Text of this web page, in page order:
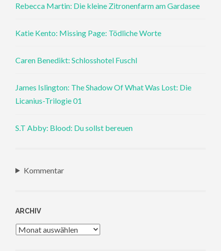
Rebecca Martin: Die kleine Zitronenfarm am Gardasee
Katie Kento: Missing Page: Tödliche Worte
Caren Benedikt: Schlosshotel Fuschl
James Islington: The Shadow Of What Was Lost: Die
Licanius-Trilogie 01
S.T Abby: Blood: Du sollst bereuen
Kommentar
ARCHIV
Archiv